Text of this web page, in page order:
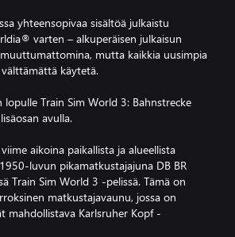
yhteensopivaa sisältöä julkaistu
varten – alkuperäisen julkaisun
mutta kaikkia uusimpia
käytetä.
Train Sim World 3: Bahnstrecke
avulla.
aikoina paikallista ja alueellista
luvun pikamatkustajajuna DB BR
Train Sim World 3 -pelissä. Tämä on
matkustajavaunu, jossa on
Karlsruher Kopf -